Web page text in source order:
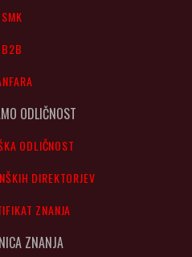
SMK
B2B
ODLIČNOST
ODLIČNOST
DIREKTORJEV
ZNANJA
ZNANJA